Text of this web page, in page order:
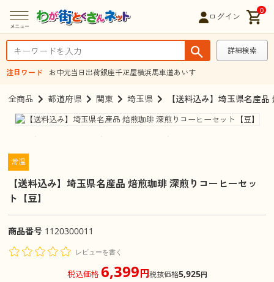
ログイン
0
詳細検索
注目ワード お中元当日出荷銀座千疋屋横浜馬車道あいす
全商品 都道府県 関東 埼玉県 【送料込み】埼玉県名産
常温
【送料込み】埼玉県名産品 焙煎珈琲 深煎りコーヒーセッ
ト【豆】
商品番号 1120300011
レビューを書く
税込価格6,399円税抜価格5,925円